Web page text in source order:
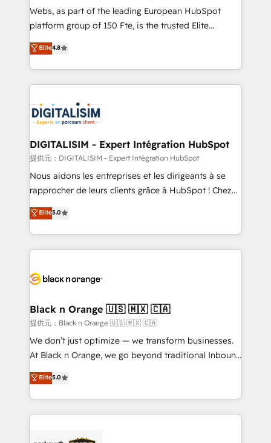
HubSpot pros 📊 Lead generation services using
HubSpot Why us? - SIX HubSpot Accreditations -
CRM, Solutions Architecture, Onboarding , Data
Migration, Custom Integration & Platform
team of 25+ experts Contact us today to help you
get more from your investment in HubSpot.
Webs, as part of the leading European HubSpot
platform group of 150 Fte, is the trusted Elite
HubSpot CRM Partner offering you a roadmap on
maximizing EBITDA and achieving Commercial
Excellence. With our targeted processes, we
strengthen your digital transformation and minimize
Implementation partner, we provide expertise to
drive your business forward. Since 2015 we are fully
dedicated to HubSpot and with an experienced
team (50+), we work with reputable companies in
B2B sectors such as manufacturing, SaaS and
business services. We prepare a customized
impact of your digital transformation, including a
detailed financial rationale with a focus on ROI and
embark on a transformational journey that sets your
business up for long-term success. Unlock your
business. If not now, when?
Elite4.8
DIGITALISIM - Expert Intégration HubSpot
提供元：DIGITALISIM - Expert Intégration HubSpot
Nous aidons les entreprises et les dirigeants à se
rapprocher de leurs clients grâce à HubSpot ! Chez
DIGITALISIM, nous avons l'intime conviction que la
réussite des entreprises passe par l’innovation web,
le marketing digital, et la relation client ! C'est
pourquoi, nos experts sont à la fois capables de
référencement, votre stratégie digitale et le pilotage
projet HubSpot avec DIGITALISIM : 🧽 Nettoyage,
migration et intégration des bases de données. 🚀
Développement des interfaces avec vos logiciels
métiers ⚙️ Configuration de la plateforme HubSpot
Book Process & Guidelines utilisateurs 🎓
Formations des utilisateurs
Elite5.0
Black n Orange 🇺🇸 🇲🇽 🇨🇦
提供元：Black n Orange 🇺🇸 🇲🇽 🇨🇦
We don’t just optimize — we transform businesses.
At Black n Orange, we go beyond traditional Inbound
Marketing with our exclusive methodologies:
BOOMS and BOOST. Together, they form a powerful
combination that has driven success for over 800
businesses worldwide. As Elite HubSpot Partners, we
Elite5.0